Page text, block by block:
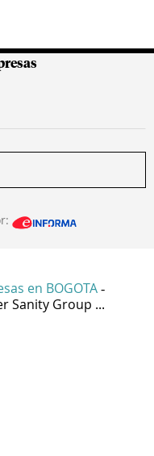
en BOGOTA -
Sanity Group ...